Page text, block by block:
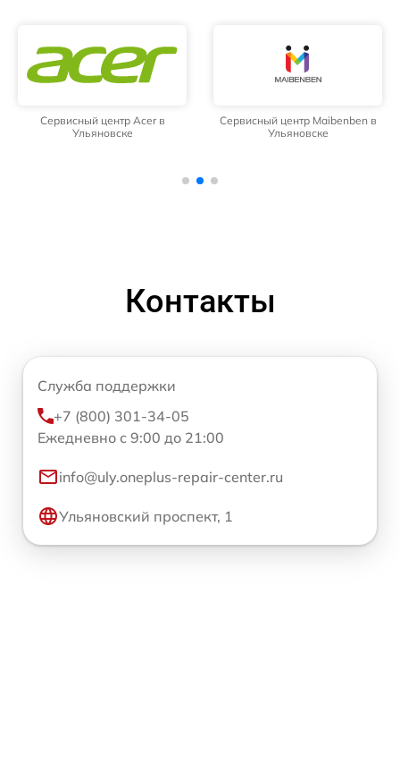
Сервисный центр Acer в
Ульяновске
Сервисный центр Maibenben в
Ульяновске
Контакты
Служба поддержки
+7 (800) 301-34-05
Ежедневно с 9:00 до 21:00
info@uly.oneplus-repair-center.ru
Ульяновский проспект, 1